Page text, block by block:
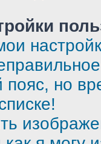
но